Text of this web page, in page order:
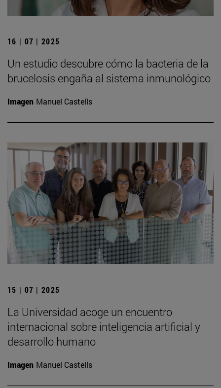
16 | 07 | 2025
Un estudio descubre cómo la bacteria de la
brucelosis engaña al sistema inmunológico
Imagen Manuel Castells
15 | 07 | 2025
La Universidad acoge un encuentro
internacional sobre inteligencia artificial y
desarrollo humano
Imagen Manuel Castells